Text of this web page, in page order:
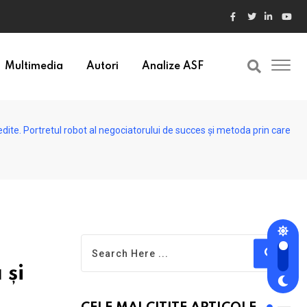
Multimedia Autori Analize ASF
Portretul robot al negociatorului de succes și metoda prin care
și